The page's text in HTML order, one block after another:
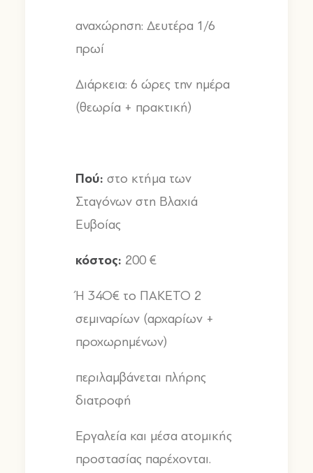
αναχώρηση: Δευτέρα 1/6
πρωί
Διάρκεια: 6 ώρες την ημέρα
(θεωρία + πρακτική)
Πού: στο κτήμα των
Σταγόνων στη Βλαχιά
Ευβοίας
κόστος: 200 €
Ή 34Ο€ το ΠΑΚΕΤΟ 2
σεμιναρίων (αρχαρίων +
προχωρημένων)
περιλαμβάνεται πλήρης
διατροφή
Εργαλεία και μέσα ατομικής
προστασίας παρέχονται.